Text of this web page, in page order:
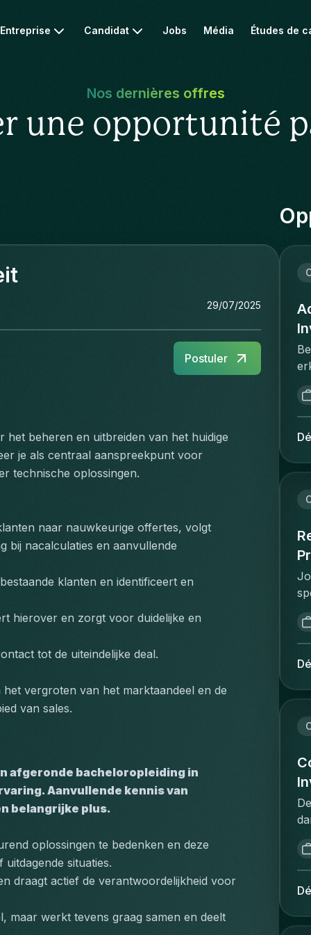
Entreprise Candidat Jobs Média Études de
Nos dernières offres
une opportunité
29/07/2025
Postuler
het beheren en uitbreiden van het huidige
je als centraal aanspreekpunt voor
technische oplossingen.
naar nauwkeurige offertes, volgt
bij nacalculaties en aanvullende
klanten en identificeert en
hierover en zorgt voor duidelijke en
tot de uiteindelijke deal.
vergroten van het marktaandeel en de
van sales.
afgeronde bacheloropleiding in
Aanvullende kennis van
belangrijke plus.
oplossingen te bedenken en deze
situaties.
draagt actief de verantwoordelijkheid voor
maar werkt tevens graag samen en deelt